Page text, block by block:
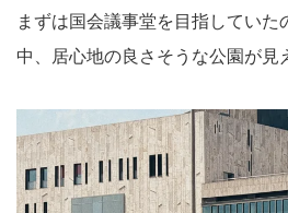
まずは国会議事堂を目指してい
中、居心地の良さそうな公園が見